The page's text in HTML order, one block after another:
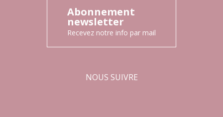
Abonnement
newsletter
Recevez notre info par mail
NOUS SUIVRE